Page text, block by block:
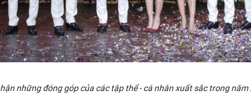
những đóng góp của các tập thể - cá nhân xuất sắc trong năm